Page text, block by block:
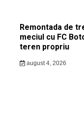
Remontada de
meciul cu FC
teren propriu
august 4, 2026